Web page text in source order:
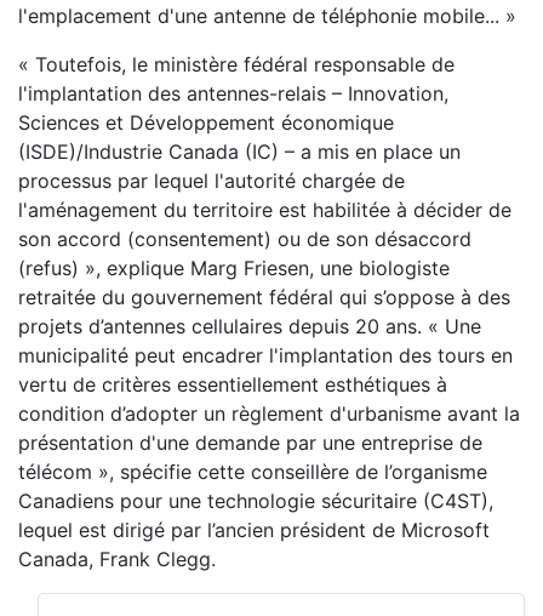
l'emplacement d'une antenne de téléphonie mobile... »
« Toutefois, le ministère fédéral responsable de
l'implantation des antennes-relais – Innovation,
Sciences et Développement économique
(ISDE)/Industrie Canada (IC) – a mis en place un
processus par lequel l'autorité chargée de
l'aménagement du territoire est habilitée à décider de
son accord (consentement) ou de son désaccord
(refus) », explique Marg Friesen, une biologiste
retraitée du gouvernement fédéral qui s’oppose à des
projets d’antennes cellulaires depuis 20 ans. « Une
municipalité peut encadrer l'implantation des tours en
vertu de critères essentiellement esthétiques à
condition d’adopter un règlement d'urbanisme avant la
présentation d'une demande par une entreprise de
télécom », spécifie cette conseillère de l’organisme
Canadiens pour une technologie sécuritaire (C4ST),
lequel est dirigé par l’ancien président de Microsoft
Canada, Frank Clegg.